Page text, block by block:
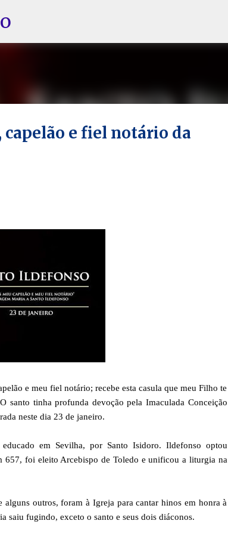
para o conteúdo principal
capelão e fiel notário da
e meu fiel notário; recebe esta casula que meu Filho te
santo tinha profunda devoção pela Imaculada Conceição
neste dia 23 de janeiro.
em Sevilha, por Santo Isidoro. Ildefonso optou
657, foi eleito Arcebispo de Toledo e unificou a liturgia na
outros, foram à Igreja para cantar hinos em honra à
saiu fugindo, exceto o santo e seus dois diáconos.